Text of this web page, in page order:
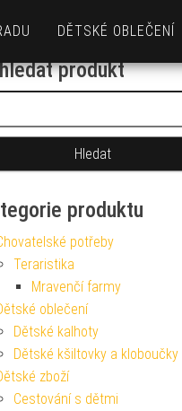
DĚTSKÉ OBLEČENÍ
produkt
produktu
potřeby
Teraristika
Mravenčí farmy
oblečení
Dětské kalhoty
Dětské kšiltovky a kloboučky
zboží
Cestování s dětmi